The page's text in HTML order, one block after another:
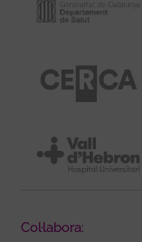
Col·labora: